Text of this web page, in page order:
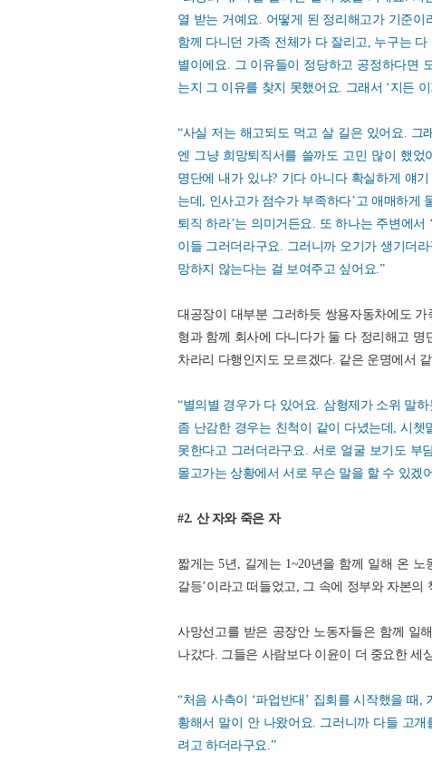
열 받는 거예요. 어떻게 된 정리해고가 기준
함께 다니던 가족 전체가 다 잘리고, 누구는
별이에요. 그 이유들이 정당하고 공정하다면
는지 그 이유를 찾지 못했어요. 그래서 ‘지든
“사실 저는 해고되도 먹고 살 길은 있어요. 그
엔 그냥 희망퇴직서를 쓸까도 고민 많이 했었
명단에 내가 있냐? 기다 아니다 확실하게 얘
는데, 인사고가 점수가 부족하다’고 애매하게
퇴직 하라’는 의미거든요. 또 하나는 주변에
이들 그러더라구요. 그러니까 오기가 생기더
망하지 않는다는 걸 보여주고 싶어요.”
대공장이 대부분 그러하듯 쌍용자동차에도
형과 함께 회사에 다니다가 둘 다 정리해고
차라리 다행인지도 모르겠다. 같은 운명에서
“별의별 경우가 다 있어요. 삼형제가 소위 말
좀 난감한 경우는 친척이 같이 다녔는데, 시
못한다고 그러더라구요. 서로 얼굴 보기도 부
몰고가는 상황에서 서로 무슨 말을 할 수 있겠
#2. 산 자와 죽은 자
짧게는 5년, 길게는 1~20년을 함께 일해 온
갈등’이라고 떠들었고, 그 속에 정부와 자본의
사망선고를 받은 공장안 노동자들은 함께 일
나갔다. 그들은 사람보다 이윤이 더 중요한 세
“처음 사측이 ‘파업반대’ 집회를 시작했을 때
황해서 말이 안 나왔어요. 그러니까 다들 고
려고 하더라구요.”